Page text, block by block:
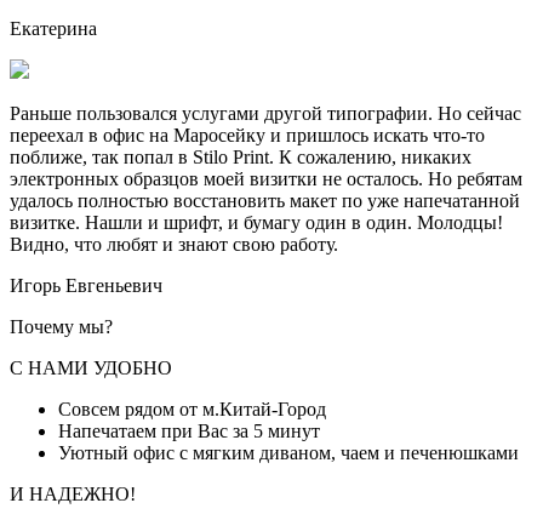
Екатерина
Раньше пользовался услугами другой типографии. Но сейчас
переехал в офис на Маросейку и пришлось искать что-то
поближе, так попал в Stilo Print. К сожалению, никаких
электронных образцов моей визитки не осталось. Но ребятам
удалось полностью восстановить макет по уже напечатанной
визитке. Нашли и шрифт, и бумагу один в один. Молодцы!
Видно, что любят и знают свою работу.
Игорь Евгеньевич
Почему мы?
С НАМИ УДОБНО
Совсем рядом от м.Китай-Город
Напечатаем при Вас за 5 минут
Уютный офис с мягким диваном, чаем и печенюшками
И НАДЕЖНО!